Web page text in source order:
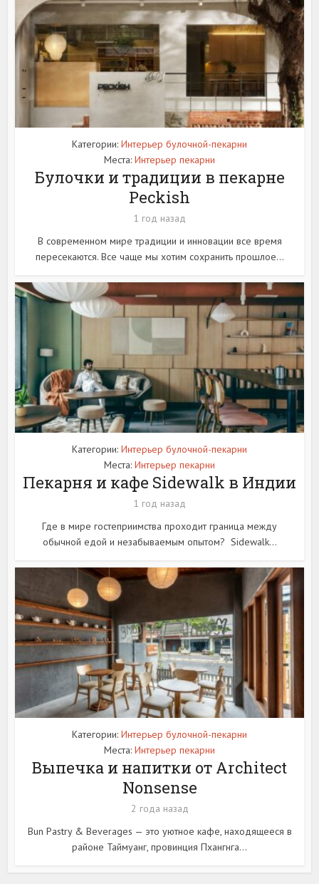
Категории: Интерьер булочной-пекарни
Места: Интерьер пекарни
Булочки и традиции в пекарне
Peckish
1 год назад
В современном мире традиции и инновации все время
пересекаются. Все чаще мы хотим сохранить прошлое...
Категории: Интерьер булочной-пекарни
Места: Интерьер пекарни
Пекарня и кафе Sidewalk в Индии
1 год назад
Где в мире гостеприимства проходит граница между
обычной едой и незабываемым опытом? Sidewalk...
Категории: Интерьер булочной-пекарни
Места: Интерьер пекарни
Выпечка и напитки от Architect
Nonsense
2 года назад
Bun Pastry & Beverages — это уютное кафе, находящееся в
районе Таймуанг, провинция Пхангнга...